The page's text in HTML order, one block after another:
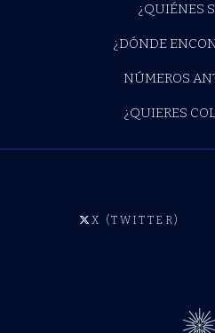
¿QUIÉNES
¿DÓNDE
NÚMEROS
¿QUIERES
X (TWITTER)